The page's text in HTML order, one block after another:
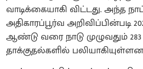
வாடிக்கையாகி விட்டது. அந்த
அதிகாரப்பூர்வ அறிவிப்பின்படி
ஆண்டு வரை நாடு முழுவதும்
தாக்குதல்களில்